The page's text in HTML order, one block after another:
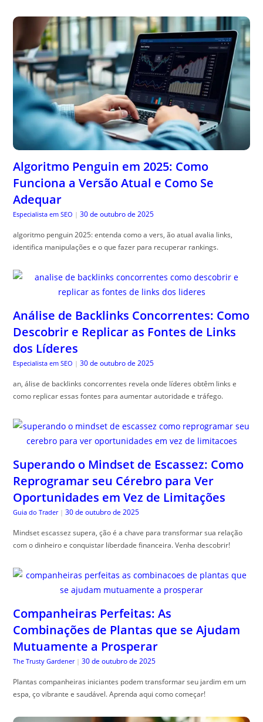
Algoritmo Penguin em 2025: Como
Funciona a Versão Atual e Como Se
Adequar
Especialista em SEO | 30 de outubro de 2025
algoritmo penguin 2025: entenda como a vers, ão atual avalia links,
identifica manipulações e o que fazer para recuperar rankings.
Análise de Backlinks Concorrentes: Como
Descobrir e Replicar as Fontes de Links
dos Líderes
Especialista em SEO | 30 de outubro de 2025
an, álise de backlinks concorrentes revela onde líderes obtêm links e
como replicar essas fontes para aumentar autoridade e tráfego.
Superando o Mindset de Escassez: Como
Reprogramar seu Cérebro para Ver
Oportunidades em Vez de Limitações
Guia do Trader | 30 de outubro de 2025
Mindset escassez supera, ção é a chave para transformar sua relação
com o dinheiro e conquistar liberdade financeira. Venha descobrir!
Companheiras Perfeitas: As
Combinações de Plantas que se Ajudam
Mutuamente a Prosperar
The Trusty Gardener | 30 de outubro de 2025
Plantas companheiras iniciantes podem transformar seu jardim em um
espa, ço vibrante e saudável. Aprenda aqui como começar!